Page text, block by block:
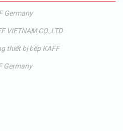
Germany
VIETNAM CO.,LTD
thiết bị bếp KAFF
Germany